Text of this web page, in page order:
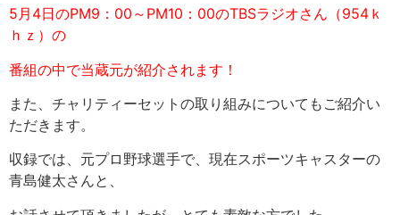
5月4日のPM9：00～PM10：00のTBSラジオさん（954ｋ
ｈｚ）の
番組の中で当蔵元が紹介されます！
また、チャリティーセットの取り組みについてもご紹介い
ただきます。
収録では、元プロ野球選手で、現在スポーツキャスターの
青島健太さんと、